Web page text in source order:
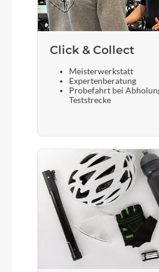
Click & Collect
Meisterwerkstatt
Expertenberatung
Probefahrt bei
Teststrecke